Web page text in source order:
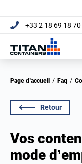
+33 2 18 69 18 70
Page d’accueil / Faq /
Retour
Vos
mode